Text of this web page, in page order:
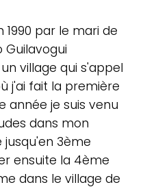
1990 par le mari de
Guilavogui
village qui s'appel
j'ai fait la première
année je suis venu
dans mon
jusqu'en 3ème
ensuite la 4ème
dans le village de